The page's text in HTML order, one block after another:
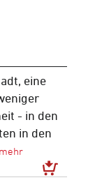
eine
- in den
in den